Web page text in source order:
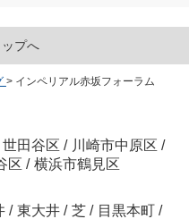
プへ
> インペリアル赤坂フォーラム
世田谷区 / 川崎市中原区 /
区 / 横浜市鶴見区
/ 東大井 / 芝 / 目黒本町 /